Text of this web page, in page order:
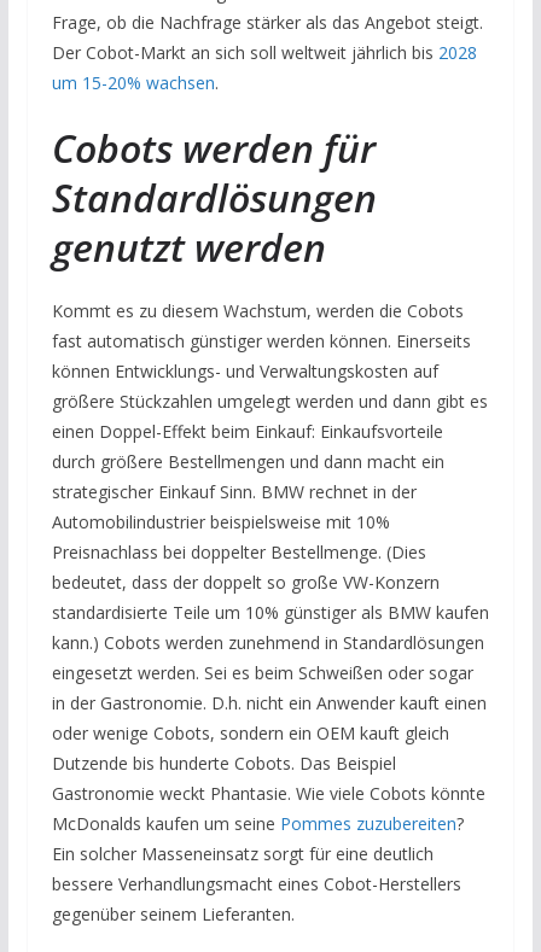
Frage, ob die Nachfrage stärker als das Angebot steigt.
Der Cobot-Markt an sich soll weltweit jährlich bis 2028
um 15-20% wachsen.
Cobots werden für
Standardlösungen
genutzt werden
Kommt es zu diesem Wachstum, werden die Cobots
fast automatisch günstiger werden können. Einerseits
können Entwicklungs- und Verwaltungskosten auf
größere Stückzahlen umgelegt werden und dann gibt es
einen Doppel-Effekt beim Einkauf: Einkaufsvorteile
durch größere Bestellmengen und dann macht ein
strategischer Einkauf Sinn. BMW rechnet in der
Automobilindustrier beispielsweise mit 10%
Preisnachlass bei doppelter Bestellmenge. (Dies
bedeutet, dass der doppelt so große VW-Konzern
standardisierte Teile um 10% günstiger als BMW kaufen
kann.) Cobots werden zunehmend in Standardlösungen
eingesetzt werden. Sei es beim Schweißen oder sogar
in der Gastronomie. D.h. nicht ein Anwender kauft einen
oder wenige Cobots, sondern ein OEM kauft gleich
Dutzende bis hunderte Cobots. Das Beispiel
Gastronomie weckt Phantasie. Wie viele Cobots könnte
McDonalds kaufen um seine Pommes zuzubereiten?
Ein solcher Masseneinsatz sorgt für eine deutlich
bessere Verhandlungsmacht eines Cobot-Herstellers
gegenüber seinem Lieferanten.